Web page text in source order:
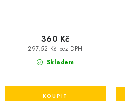
Skladem
297,52 Kč bez DPH
360 Kč